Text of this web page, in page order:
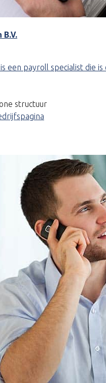
is een payroll specialist
structuur